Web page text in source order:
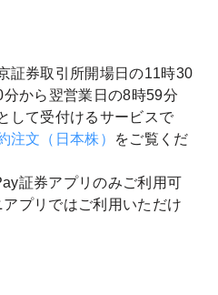
証券取引所開場日の11時30
から翌営業日の8時59分
して受付けるサービスで
注文（日本株）
をご覧くだ
証券アプリのみご利用可
プリではご利用いただけ